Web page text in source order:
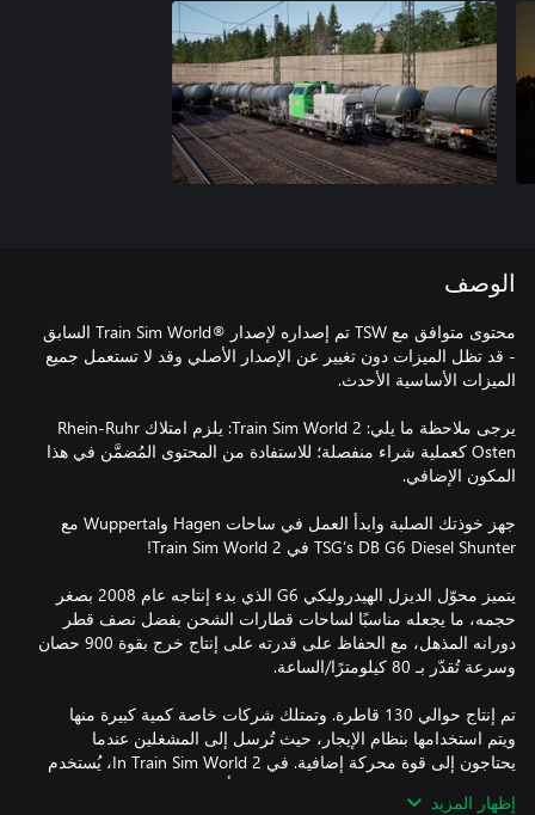
الوصف
محتوى متوافق مع TSW تم إصداره لإصدار ®Train Sim World السابق
- قد تظل الميزات دون تغيير عن الإصدار الأصلي وقد لا تستعمل جميع
يرجى ملاحظة ما يلي: Train Sim World 2: يلزم امتلاك Rhein-Ruhr
Osten كعملية شراء منفصلة؛ للاستفادة من المحتوى المُضمَّن في هذا
جهز خوذتك الصلبة وابدأ العمل في ساحات Hagen وWuppertal مع
يتميز محوّل الديزل الهيدروليكي G6 الذي بدء إنتاجه عام 2008 بصغر
حجمه، ما يجعله مناسبًا لساحات قطارات الشحن بفضل نصف قطر
دورانه المذهل، مع الحفاظ على قدرته على إنتاج خرج بقوة 900 حصان
تم إنتاج حوالي 130 قاطرة. وتمتلك شركات خاصة كمية كبيرة منها
ويتم استخدامها بنظام الإيجار، حيث تُرسل إلى المشغلين عندما
يحتاجون إلى قوة محركة إضافية. في In Train Sim World 2، يُستخدم
TSG’s G6 Shunter بصفته قاطرة DB يتم تأجيرها مباشرةً من جهة
إظهار المزيد